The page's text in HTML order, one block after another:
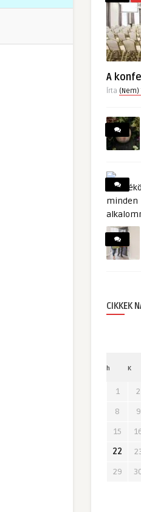
A
Írta (Nem)
CIKKEK
h K
1 2
8
9
15
22
29